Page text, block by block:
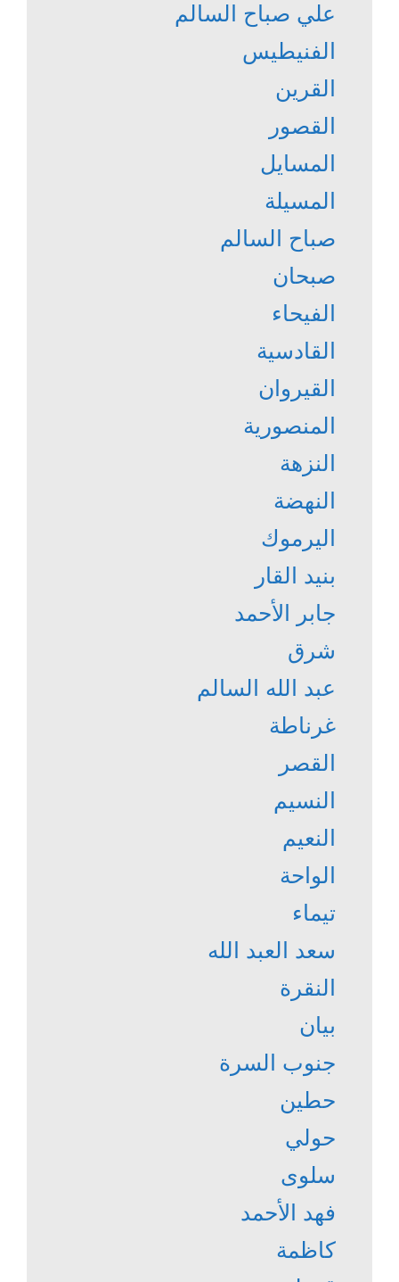
علي صباح السالم
الفنيطيس
القرين
القصور
المسايل
المسيلة
صباح السالم
صبحان
الفيحاء
القادسية
القيروان
المنصورية
النزهة
النهضة
اليرموك
بنيد القار
جابر الأحمد
شرق
عبد الله السالم
غرناطة
القصر
النسيم
النعيم
الواحة
تيماء
سعد العبد الله
النقرة
بيان
جنوب السرة
حطين
حولي
سلوى
فهد الأحمد
كاظمة